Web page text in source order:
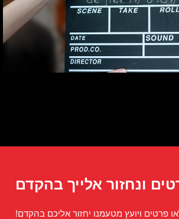
ונחזור אלייך בהקדם
פרטים ויועץ מטעמנו יחזור אליכם בהקדם!